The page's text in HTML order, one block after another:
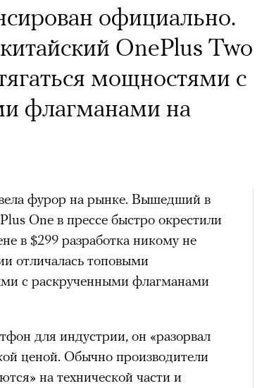
официально.
OnePlus Two
мощностями с
флагманами на
фурор на рынке. Вышедший в
One в прессе быстро окрестили
в $299 разработка никому не
отличалась топовыми
с раскрученными флагманами
для индустрии, он «разорвал
ценой. Обычно производители
на технической части и
остросоциальные
и Жереми Труиля
голливудские левые и черный
Лиатар и Жереми
а другие
жизнью?
объясняют, как
и почему к ней
канал «РБК Стиль»
предельной